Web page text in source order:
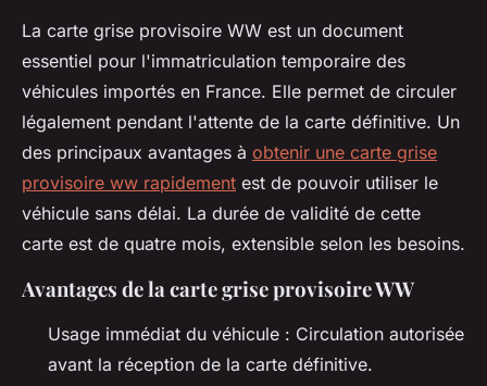
La carte grise provisoire WW est un document
essentiel pour l'immatriculation temporaire des
véhicules importés en France. Elle permet de circuler
légalement pendant l'attente de la carte définitive. Un
des principaux avantages à obtenir une carte grise
provisoire ww rapidement est de pouvoir utiliser le
véhicule sans délai. La durée de validité de cette
carte est de quatre mois, extensible selon les besoins.
Avantages de la carte grise provisoire WW
Usage immédiat du véhicule : Circulation autorisée
avant la réception de la carte définitive.